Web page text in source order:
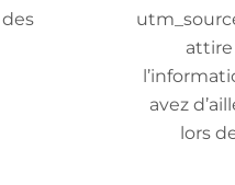
avez
lors